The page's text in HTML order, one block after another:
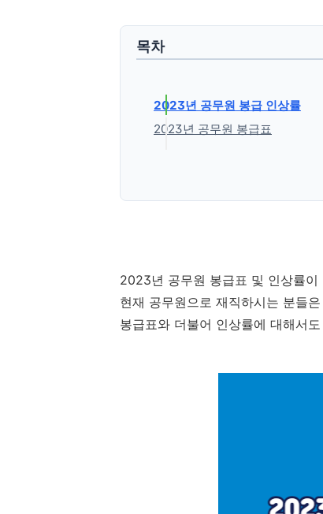
목차
2023년 공무원 봉급 인상률
2023년 공무원 봉급표
2023년 공무원 봉급표 및 인상률
현재 공무원으로 재직하시는 분들
봉급표와 더불어 인상률에 대해서